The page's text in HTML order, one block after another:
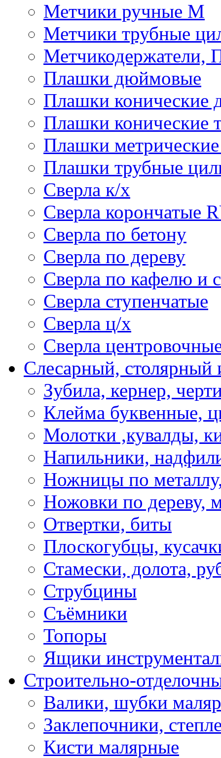
Метчики ручные М
Метчики трубные
Метчикодержатели,
Плашки дюймовые
Плашки
Плашки конические
Плашки
Плашки трубные
Сверла к/х
Сверла корончатые
Сверла по бетону
Сверла по дереву
Сверла по кафелю и
Сверла ступенчатые
Сверла ц/х
Сверла
Слесарный, столярный
Зубила, кернер,
Клейма буквенные,
Молотки ,кувалды,
Напильники,
Ножницы по
Ножовки по дереву,
Отвертки, биты
Плоскогубцы,
Стамески, долота,
Струбцины
Съёмники
Топоры
Ящики
Строительно-
Валики, шубки
Заклепочники,
Кисти малярные